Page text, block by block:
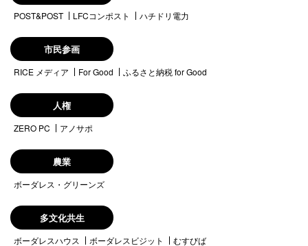
POST&POST LFCコンポスト ハチドリ電力
市民参画
RICE メディア For Good ふるさと納税 for Good
人権
ZERO PC アノサポ
農業
ボーダレス・グリーンズ
多文化共生
ボーダレスハウス ボーダレスビジット むすびば